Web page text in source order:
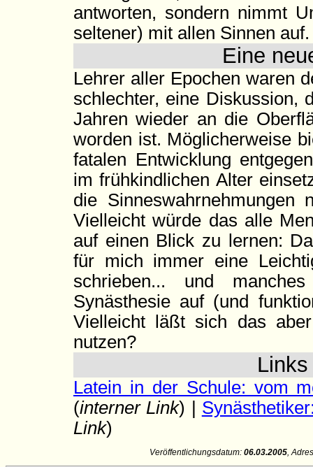
antworten, sondern nimmt
seltener) mit allen Sinnen auf.
Eine
Lehrer aller Epochen waren
schlechter, eine Diskussion,
Jahren wieder an die
worden ist. Möglicherweise
fatalen Entwicklung
im frühkindlichen Alter
die Sinneswahrnehmungen
Vielleicht würde das alle
auf einen Blick zu lernen:
für mich immer eine
schrieben... und
Synästhesie auf (und
Vielleicht läßt sich das
nutzen?
Latein in der Schule: vom
(interner Link) |
Link)
Veröffentlichungsdatum: 06.03.2005,